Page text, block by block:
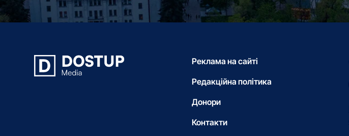
Реклама на сайті
Редакційна політика
Донори
Контакти